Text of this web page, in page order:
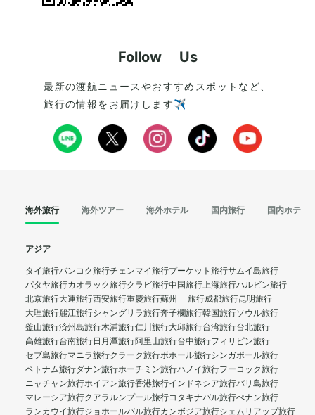
Follow Us
最新の渡航ニュースやおすすめスポットなど、
旅行の情報をお届けします✈️
海外旅行 海外ツアー 海外ホテル 国内旅行 国内ホテル
アジア
タイ旅行バンコク旅行チェンマイ旅行プーケット旅行サムイ島旅行
パタヤ旅行カオラック旅行クラビ旅行中国旅行上海旅行ハルビン旅行
北京旅行大連旅行西安旅行重慶旅行蘇州 旅行成都旅行昆明旅行
大理旅行麗江旅行シャングリラ旅行奔子欄旅行韓国旅行ソウル旅行
釜山旅行済州島旅行木浦旅行仁川旅行大邱旅行台湾旅行台北旅行
高雄旅行台南旅行日月潭旅行阿里山旅行台中旅行フィリピン旅行
セブ島旅行マニラ旅行クラーク旅行ボホール旅行シンガポール旅行
ベトナム旅行ダナン旅行ホーチミン旅行ハノイ旅行フーコック旅行
ニャチャン旅行ホイアン旅行香港旅行インドネシア旅行バリ島旅行
マレーシア旅行クアラルンプール旅行コタキナバル旅行ぺナン旅行
ランカウイ旅行ジョホールバル旅行カンボジア旅行シェムリアップ旅行